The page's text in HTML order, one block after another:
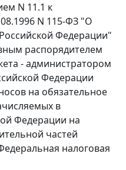
N 11.1 к
N 115-ФЗ "О
Федерации"
распорядителем
- администратором
Федерации
на обязательное
в
Федерации на
частей
налоговая